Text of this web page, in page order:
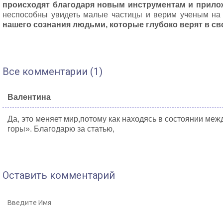
происходят благодаря новым инструментам и
неспособны увидеть малые частицы и верим ученым
нашего сознания людьми, которые глубоко верят в
Все комментарии (1)
Валентина
Да, это меняет мир,потому как находясь в состоянии
горы». Благодарю за статью,
Оставить комментарий